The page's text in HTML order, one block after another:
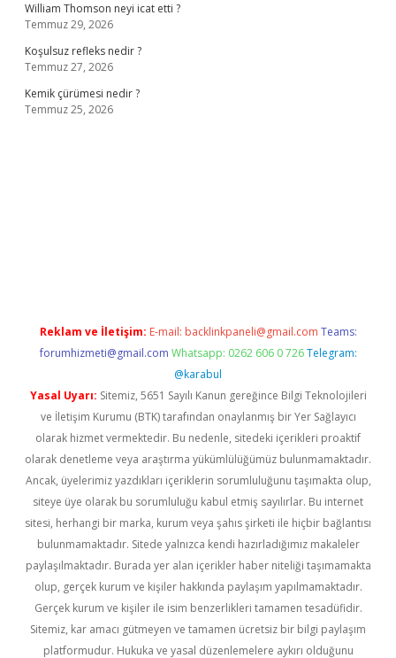
William Thomson neyi icat etti ?
Temmuz 29, 2026
Koşulsuz refleks nedir ?
Temmuz 27, 2026
Kemik çürümesi nedir ?
Temmuz 25, 2026
Reklam ve İletişim: E-mail: backlinkpaneli@gmail.com Teams:
forumhizmeti@gmail.com Whatsapp: 0262 606 0 726 Telegram:
@karabul
Yasal Uyarı: Sitemiz, 5651 Sayılı Kanun gereğince Bilgi Teknolojileri
ve İletişim Kurumu (BTK) tarafından onaylanmış bir Yer Sağlayıcı
olarak hizmet vermektedir. Bu nedenle, sitedeki içerikleri proaktif
olarak denetleme veya araştırma yükümlülüğümüz bulunmamaktadır.
Ancak, üyelerimiz yazdıkları içeriklerin sorumluluğunu taşımakta olup,
siteye üye olarak bu sorumluluğu kabul etmiş sayılırlar. Bu internet
sitesi, herhangi bir marka, kurum veya şahıs şirketi ile hiçbir bağlantısı
bulunmamaktadır. Sitede yalnızca kendi hazırladığımız makaleler
paylaşılmaktadır. Burada yer alan içerikler haber niteliği taşımamakta
olup, gerçek kurum ve kişiler hakkında paylaşım yapılmamaktadır.
Gerçek kurum ve kişiler ile isim benzerlikleri tamamen tesadüfidir.
Sitemiz, kar amacı gütmeyen ve tamamen ücretsiz bir bilgi paylaşım
platformudur. Hukuka ve yasal düzenlemelere aykırı olduğunu